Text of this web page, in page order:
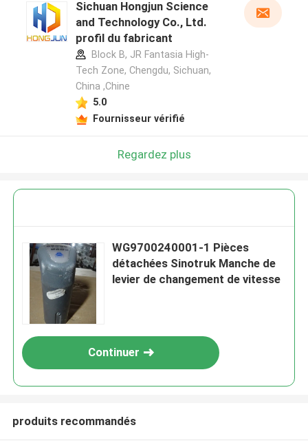
Sichuan Hongjun Science
and Technology Co., Ltd.
profil du fabricant
Block B, JR Fantasia High-
Tech Zone, Chengdu, Sichuan,
China ,Chine
5.0
Fournisseur vérifié
Regardez plus
WG9700240001-1 Pièces
détachées Sinotruk Manche de
levier de changement de vitesse
Continuer
produits recommandés